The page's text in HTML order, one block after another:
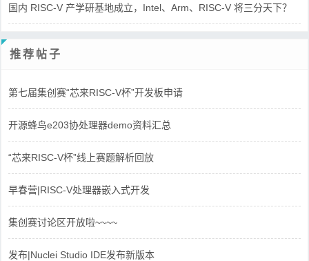
国内 RISC-V 产学研基地成立，Intel、Arm、RISC-V 将三分天下？
推荐帖子
第七届集创赛“芯来RISC-V杯”开发板申请
开源蜂鸟e203协处理器demo资料汇总
“芯来RISC-V杯”线上赛题解析回放
早春营|RISC-V处理器嵌入式开发
集创赛讨论区开放啦~~~~
发布|Nuclei Studio IDE发布新版本